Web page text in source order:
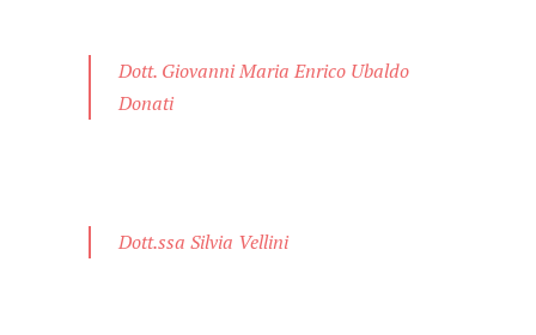
Dott. Giovanni Maria Enrico Ubaldo
Donati
Dott.ssa Silvia Vellini